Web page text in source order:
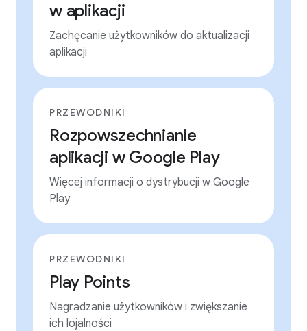
w aplikacji
Zachęcanie użytkowników do aktualizacji
aplikacji
PRZEWODNIKI
Rozpowszechnianie
aplikacji w Google Play
Więcej informacji o dystrybucji w Google
Play
PRZEWODNIKI
Play Points
Nagradzanie użytkowników i zwiększanie
ich lojalności